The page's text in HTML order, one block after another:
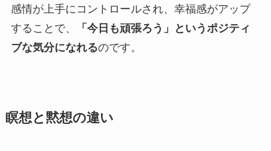
感情が上手にコントロールされ、幸福感がアップ
することで、
「今日も頑張ろう」というポジティ
ブな気分になれるのです。
瞑想と黙想の違い